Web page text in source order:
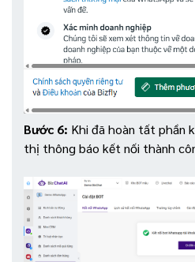
Bước 6: Khi đã hoàn tất phần
thị thông báo kết nối thành